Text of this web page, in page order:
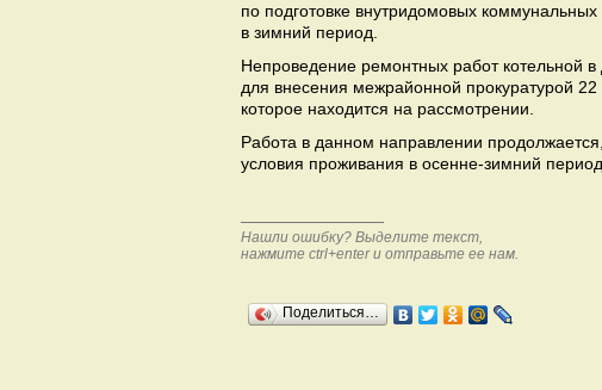
по подготовке внутридомовых
в зимний период.
Непроведение ремонтных работ котельной
для внесения межрайонной прокуратурой
которое находится на рассмотрении.
Работа в данном направлении
условия проживания в осенне-зимний
Нашли ошибку? Выделите текст,
нажмите ctrl+enter и отправьте ее нам.
Поделиться…